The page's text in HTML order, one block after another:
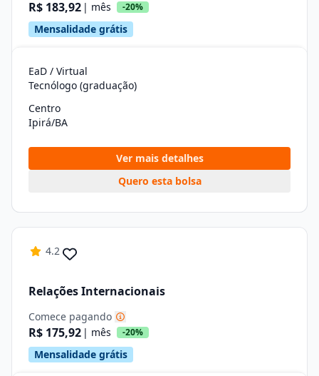
R$ 183,92 | mês -20%
Mensalidade grátis
EaD / Virtual
Tecnólogo (graduação)
Centro
Ipirá/BA
Ver mais detalhes
Quero esta bolsa
4.2
Relações Internacionais
Comece pagando
R$ 175,92 | mês -20%
Mensalidade grátis